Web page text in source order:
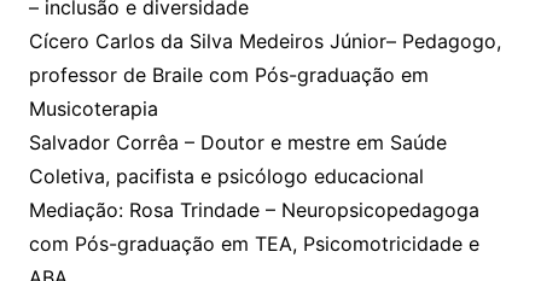
– inclusão e diversidade
Cícero Carlos da Silva Medeiros Júnior– Pedagogo,
professor de Braile com Pós-graduação em
Musicoterapia
Salvador Corrêa – Doutor e mestre em Saúde
Coletiva, pacifista e psicólogo educacional
Mediação: Rosa Trindade – Neuropsicopedagoga
com Pós-graduação em TEA, Psicomotricidade e